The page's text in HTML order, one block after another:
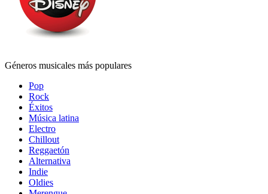
Géneros musicales más populares
Pop
Rock
Éxitos
Música latina
Electro
Chillout
Reggaetón
Alternativa
Indie
Oldies